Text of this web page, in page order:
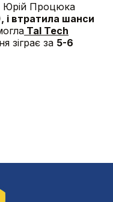
Юрій Процюка
і втратила шанси
Tal Tech
зіграє за 5-6